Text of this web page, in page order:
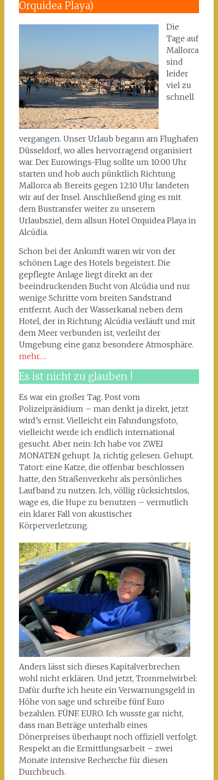
Orquidea Playa)
Die
Tage auf
Mallorca
sind
leider
viel zu
schnell
vergangen. Unser Urlaub begann am Flughafen
Düsseldorf, wo alles hervorragend organisiert
war. Der Eurowings-Flug sollte um 10:00 Uhr
starten und hob auch pünktlich Richtung
Mallorca ab. Bereits gegen 12:10 Uhr landeten
wir auf der Insel. Anschließend ging es mit
dem Bustransfer weiter zu unserem
Urlaubsziel, dem allsun Hotel Orquidea Playa in
Alcúdia.
Schon bei der Ankunft waren wir von der
schönen Lage des Hotels begeistert. Die
gepflegte Anlage liegt direkt an der
beeindruckenden Bucht von Alcúdia und nur
wenige Schritte vom breiten Sandstrand
entfernt. Auch der Wasserkanal neben dem
Hotel, der in Richtung Alcúdia verläuft und mit
dem Meer verbunden ist, verleiht der
Umgebung eine ganz besondere Atmosphäre.
mehr….
Es ist nicht zu glauben !
Es war ein großer Tag. Post vom
Polizeipräsidium – man denkt ja direkt, jetzt
wird’s ernst. Vielleicht ein Fahndungsfoto,
vielleicht werde ich endlich international
gesucht. Aber nein: Ich habe vor ZWEI
MONATEN gehupt. Ja, richtig gelesen. Gehupt.
Tatort: eine Katze, die offenbar beschlossen
hatte, den Straßenverkehr als persönliches
Laufband zu nutzen. Ich, völlig rücksichtslos,
wage es, die Hupe zu benutzen – vermutlich
ein klarer Fall von akustischer
Körperverletzung.
Anders lässt sich dieses Kapitalverbrechen
wohl nicht erklären. Und jetzt, Trommelwirbel:
Dafür durfte ich heute ein Verwarnungsgeld in
Höhe von sage und schreibe fünf Euro
bezahlen. FÜNF. EURO. Ich wusste gar nicht,
dass man Beträge unterhalb eines
Dönerpreises überhaupt noch offiziell verfolgt.
Respekt an die Ermittlungsarbeit – zwei
Monate intensive Recherche für diesen
Durchbruch.